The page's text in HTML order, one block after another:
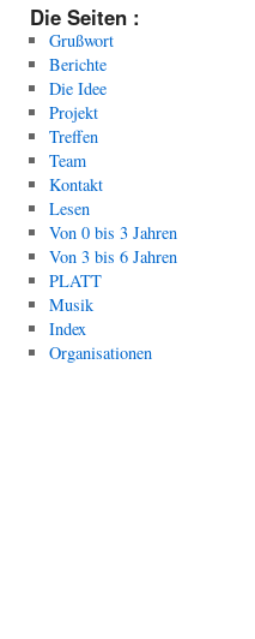
Die Seiten :
Grußwort
Berichte
Die Idee
Projekt
Treffen
Team
Kontakt
Lesen
Von 0 bis 3 Jahren
Von 3 bis 6 Jahren
PLATT
Musik
Index
Organisationen